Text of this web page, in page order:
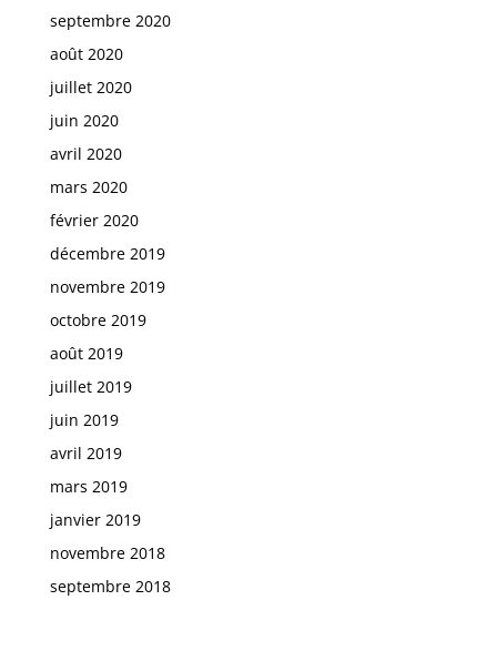
septembre 2020
août 2020
juillet 2020
juin 2020
avril 2020
mars 2020
février 2020
décembre 2019
novembre 2019
octobre 2019
août 2019
juillet 2019
juin 2019
avril 2019
mars 2019
janvier 2019
novembre 2018
septembre 2018